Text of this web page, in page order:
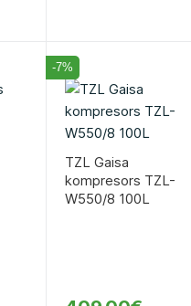
-7%
TZL Gaisa
kompresors TZL-
W550/8 100L